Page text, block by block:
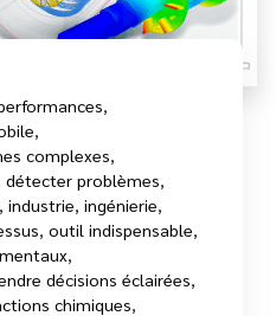
,
,
complexes,
détecter problèmes,
, industrie, ingénierie,
, outil indispensable,
,
décisions éclairées,
chimiques,